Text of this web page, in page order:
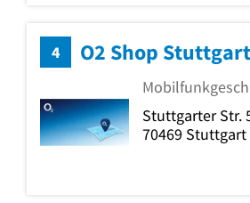
4
Stuttgarter Str.
70469 Stuttgart